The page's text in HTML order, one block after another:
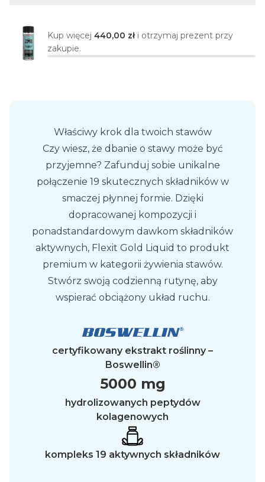
Kup więcej 440,00 złi otrzymaj prezent przy
zakupie.
Właściwy krok dla twoich stawów
Czy wiesz, że dbanie o stawy może być
przyjemne? Zafunduj sobie unikalne
połączenie 19 skutecznych składników w
smaczej płynnej formie. Dzięki
dopracowanej kompozycji i
ponadstandardowym dawkom składników
aktywnych, Flexit Gold Liquid to produkt
premium w kategorii żywienia stawów.
Stwórz swoją codzienną rutynę, aby
wspierać obciążony układ ruchu.
certyfikowany ekstrakt roślinny –
Boswellin®
5000 mg
hydrolizowanych peptydów
kolagenowych
kompleks 19 aktywnych składników